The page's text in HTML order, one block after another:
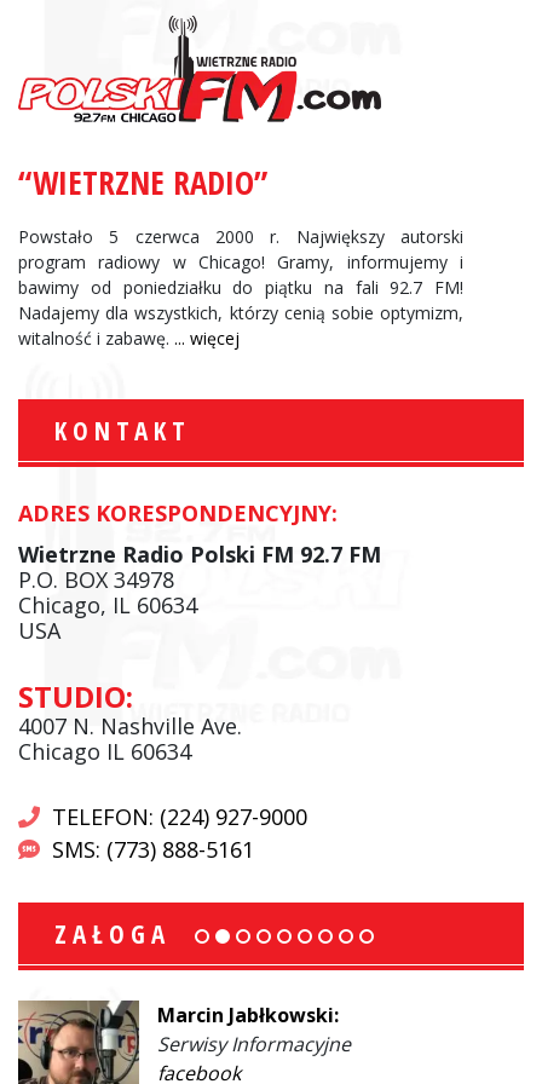
“WIETRZNE RADIO”
Powstało 5 czerwca 2000 r. Największy autorski
program radiowy w Chicago! Gramy, informujemy i
bawimy od poniedziałku do piątku na fali 92.7 FM!
Nadajemy dla wszystkich, którzy cenią sobie optymizm,
witalność i zabawę. ... więcej
KONTAKT
ADRES KORESPONDENCYJNY:
Wietrzne Radio Polski FM 92.7 FM
P.O. BOX 34978
Chicago, IL 60634
USA
STUDIO:
4007 N. Nashville Ave.
Chicago IL 60634
TELEFON: (224) 927-9000
SMS: (773) 888-5161
ZAŁOGA
Marcin Jabłkowski:
Serwisy Informacyjne
facebook